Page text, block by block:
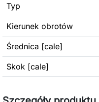
Typ
Kierunek obrotów
Średnica [cale]
Skok [cale]